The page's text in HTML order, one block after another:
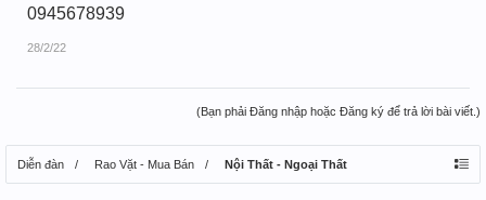
0945678939
28/2/22
(Bạn phải Đăng nhập hoặc Đăng ký để trả lời bài viết.)
Diễn đàn Rao Vặt - Mua Bán Nội Thất - Ngoại Thất